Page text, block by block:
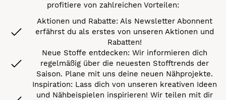
profitiere von zahlreichen Vorteilen:
Aktionen und Rabatte: Als Newsletter Abonnent
erfährst du als erstes von unseren Aktionen und
Rabatten!
Neue Stoffe entdecken: Wir informieren dich
regelmäßig über die neuesten Stofftrends der
Saison. Plane mit uns deine neuen Nähprojekte.
Inspiration: Lass dich von unseren kreativen Ideen
und Nähbeispielen inspirieren! Wir teilen mit dir